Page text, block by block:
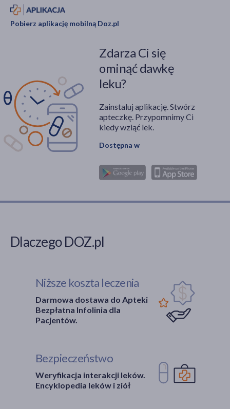
Pobierz aplikację mobilną Doz.pl
Zdarza Ci się
ominąć dawkę
leku?
Zainstaluj aplikację. Stwórz
apteczkę. Przypomnimy Ci
kiedy wziąć lek.
Dostępna w
Dlaczego DOZ.pl
Niższe koszta leczenia
Darmowa dostawa do Apteki
Bezpłatna Infolinia dla
Pacjentów.
Bezpieczeństwo
Weryfikacja interakcji leków.
Encyklopedia leków i ziół